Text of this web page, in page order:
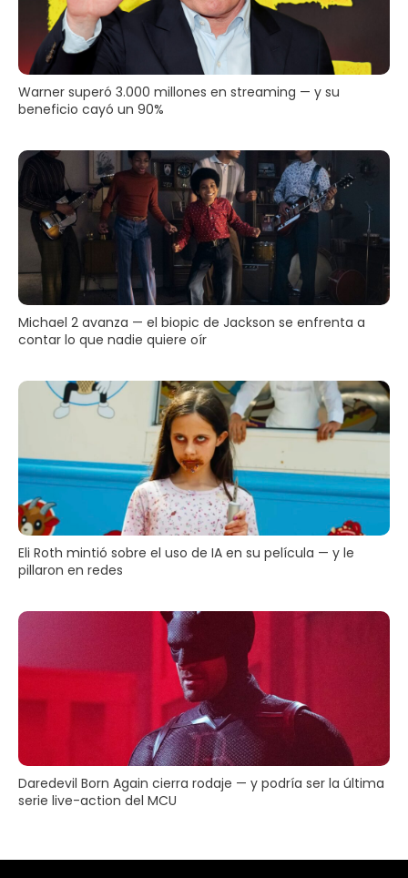
Warner superó 3.000 millones en streaming — y su
beneficio cayó un 90%
Michael 2 avanza — el biopic de Jackson se enfrenta a
contar lo que nadie quiere oír
Eli Roth mintió sobre el uso de IA en su película — y le
pillaron en redes
Daredevil Born Again cierra rodaje — y podría ser la última
serie live-action del MCU